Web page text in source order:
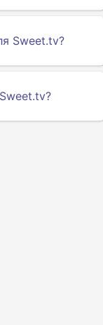
Sweet.tv?